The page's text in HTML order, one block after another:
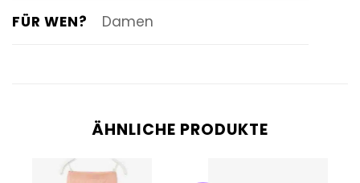
FÜR WEN? Damen
ÄHNLICHE PRODUKTE